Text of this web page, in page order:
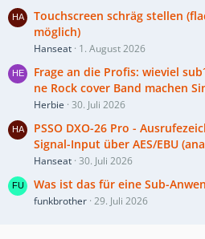
Touchscreen schräg stellen
möglich)
Hanseat 1. August 2026
Frage an die Profis: wieviel
ne Rock cover Band machen
Herbie 30. Juli 2026
PSSO DXO-26 Pro -
Signal-Input über AES/EBU
Hanseat 30. Juli 2026
Was ist das für eine Sub-
funkbrother 29. Juli 2026